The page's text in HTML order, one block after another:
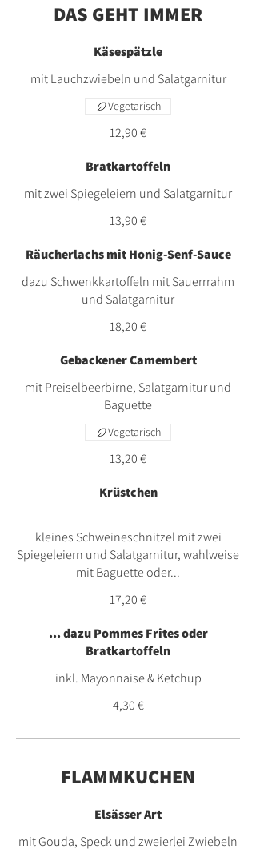
DAS GEHT IMMER
Käsespätzle
mit Lauchzwiebeln und Salatgarnitur
12,90 €
Vegetarisch
Bratkartoffeln
mit zwei Spiegeleiern und Salatgarnitur
13,90 €
Räucherlachs mit Honig-Senf-Sauce
dazu Schwenkkartoffeln mit Sauerrrahm
und Salatgarnitur
18,20 €
Gebackener Camembert
mit Preiselbeerbirne, Salatgarnitur und
Baguette
13,20 €
Vegetarisch
Krüstchen
kleines Schweineschnitzel mit zwei
Spiegeleiern und Salatgarnitur, wahlweise
mit Baguette oder...
17,20 €
... dazu Pommes Frites oder
Bratkartoffeln
inkl. Mayonnaise & Ketchup
4,30 €
FLAMMKUCHEN
Elsässer Art
mit Gouda, Speck und zweierlei Zwiebeln